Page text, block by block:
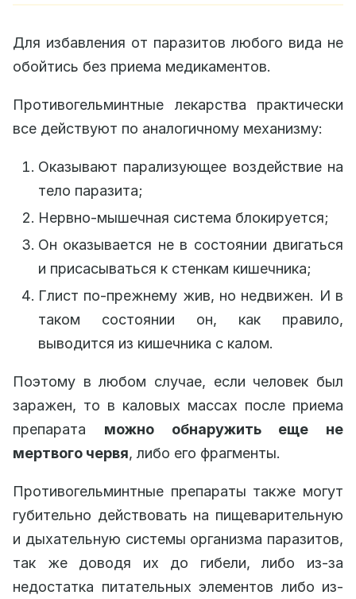
Для избавления от паразитов любого вида не
обойтись без приема медикаментов.
Противогельминтные лекарства практически
все действуют по аналогичному механизму:
Оказывают парализующее воздействие на
тело паразита;
Нервно-мышечная система блокируется;
Он оказывается не в состоянии двигаться
и присасываться к стенкам кишечника;
Глист по-прежнему жив, но недвижен. И в
таком состоянии он, как правило,
выводится из кишечника с калом.
Поэтому в любом случае, если человек был
заражен, то в каловых массах после приема
препарата можно обнаружить еще не
мертвого червя, либо его фрагменты.
Противогельминтные препараты также могут
губительно действовать на пищеварительную
и дыхательную системы организма паразитов,
так же доводя их до гибели, либо из-за
недостатка питательных элементов либо из-